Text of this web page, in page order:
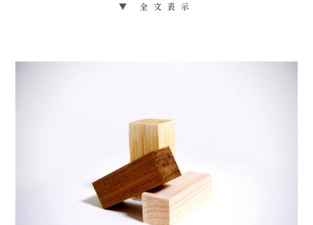
農家である施主家族は土地を広く所有しており、田園に
はなく「小さな離れ」のようにして、母屋などを行き来
しながら敷地全体で住まう提案をしました。
建てる場所は散々迷いましたが、どの建物とも干渉しな
いことで歴史をそのまま引き継げるよう、敷地の真ん中
に配置し、風景を壊さないように半分埋もれる形にし
て、高さを抑えた計画としました。
▼ 全文表示